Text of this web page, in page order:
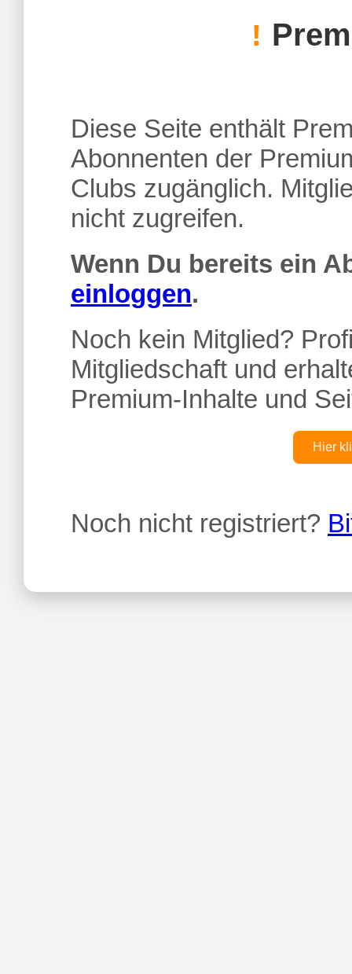
!
Diese Seite enthält
Abonnenten der
Clubs zugänglich.
nicht zugreifen.
Wenn Du bereits ein
einloggen.
Noch kein Mitglied?
Mitgliedschaft und
Premium-Inhalte und
Hier
Noch nicht registriert?